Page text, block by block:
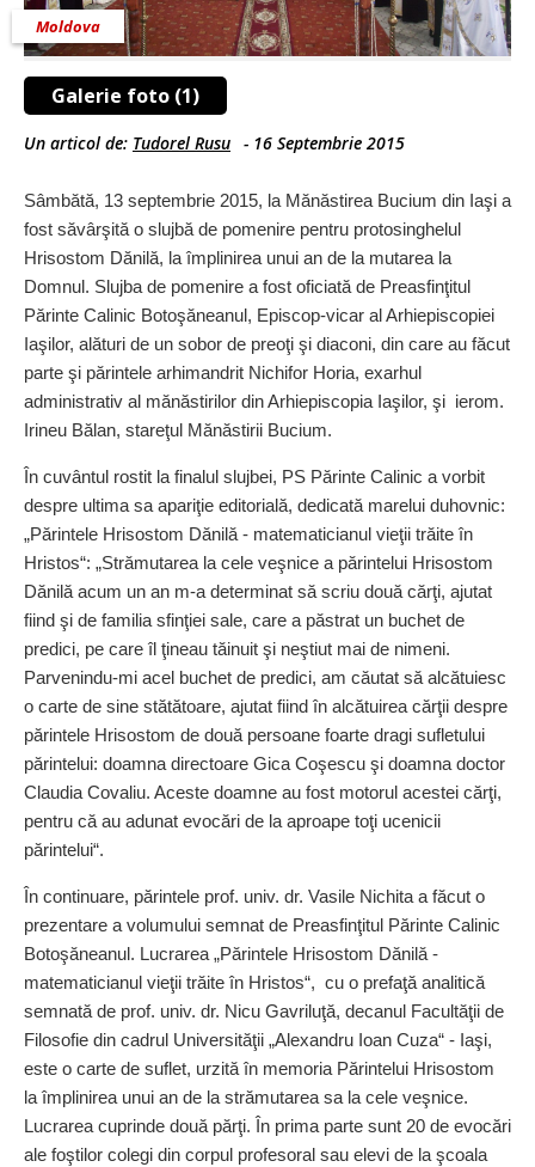
Galerie foto (1)
Moldova
Un articol de: Tudorel Rusu - 16 Septembrie 2015
Sâmbătă, 13 septembrie 2015, la Mănăstirea Bucium din Iaşi a
fost săvârşită o slujbă de pomenire pentru protosinghelul
Hrisostom Dănilă, la împlinirea unui an de la mutarea la
Domnul. Slujba de pomenire a fost oficiată de Preasfinţitul
Părinte Calinic Botoşăneanul, Episcop-vicar al Arhiepiscopiei
Iaşilor, alături de un sobor de preoţi şi diaconi, din care au făcut
parte şi părintele arhimandrit Nichifor Horia, exarhul
administrativ al mănăstirilor din Arhiepiscopia Iaşilor, şi ierom.
Irineu Bălan, stareţul Mănăstirii Bucium.
În cuvântul rostit la finalul slujbei, PS Părinte Calinic a vorbit
despre ultima sa apariţie editorială, dedicată marelui duhovnic:
„Părintele Hrisostom Dănilă - matematicianul vieţii trăite în
Hristos“: „Strămutarea la cele veşnice a părintelui Hrisostom
Dănilă acum un an m-a determinat să scriu două cărţi, ajutat
fiind şi de familia sfinţiei sale, care a păstrat un buchet de
predici, pe care îl ţineau tăinuit şi neştiut mai de nimeni.
Parvenindu-mi acel buchet de predici, am căutat să alcătuiesc
o carte de sine stătătoare, ajutat fiind în alcătuirea cărţii despre
părintele Hrisostom de două persoane foarte dragi sufletului
părintelui: doamna directoare Gica Coşescu şi doamna doctor
Claudia Covaliu. Aceste doamne au fost motorul acestei cărţi,
pentru că au adunat evocări de la aproape toţi ucenicii
părintelui“.
În continuare, părintele prof. univ. dr. Vasile Nichita a făcut o
prezentare a volumului semnat de Preasfinţitul Părinte Calinic
Botoşăneanul. Lucrarea „Părintele Hrisostom Dănilă -
matematicianul vieţii trăite în Hristos“, cu o prefaţă analitică
semnată de prof. univ. dr. Nicu Gavriluţă, decanul Facultăţii de
Filosofie din cadrul Universităţii „Alexandru Ioan Cuza“ - Iaşi,
este o carte de suflet, urzită în memoria Părintelui Hrisostom
la împlinirea unui an de la strămutarea sa la cele veşnice.
Lucrarea cuprinde două părţi. În prima parte sunt 20 de evocări
ale foştilor colegi din corpul profesoral sau elevi de la şcoala